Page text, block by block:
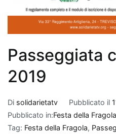
Passeggiata
2019
Di solidarietatv Pubblicato il
Pubblicato in:Festa della Fragola
Tag: Festa della Fragola,